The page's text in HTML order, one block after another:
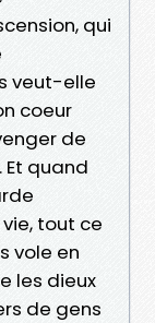
qui
veut-elle
coeur
de
Et quand
tout ce
vole en
les dieux
de gens